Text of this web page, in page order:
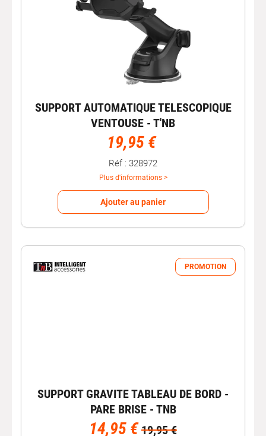
SUPPORT AUTOMATIQUE TELESCOPIQUE
VENTOUSE - T'NB
19,95 €
Réf : 328972
Plus d'informations >
Ajouter au panier
PROMOTION
SUPPORT GRAVITE TABLEAU DE BORD -
PARE BRISE - TNB
14,95 € 19,95 €